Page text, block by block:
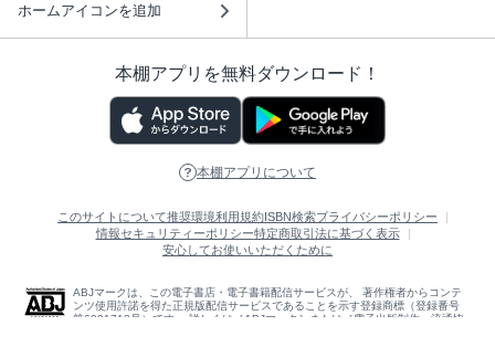
ホームアイコンを追加
本棚アプリを無料ダウンロード！
本棚アプリについて
このサイトについて推奨環境利用規約ISBN検索プライバシーポリシー
情報セキュリティーポリシー特定商取引法に基づく表示
安心してお使いいただくために
ABJマークは、この電子書店・電子書籍配信サービスが、 著作権者からコンテ
ンツ使用許諾を得た正規版配信サービスであることを示す登録商標（登録番号
第6091713号）です。 詳しくは［ABJマーク］または［電子出版制作・流通協